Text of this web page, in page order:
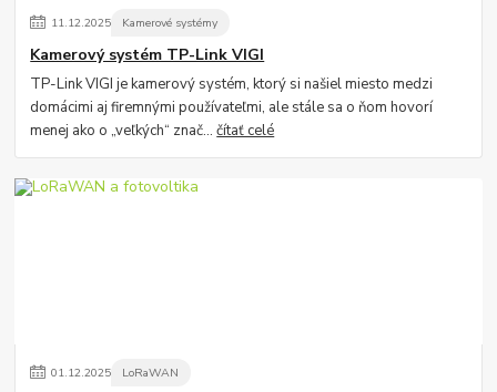
11.12.2025 Kamerové systémy
Kamerový systém TP-Link VIGI
TP-Link VIGI je kamerový systém, ktorý si našiel miesto medzi
domácimi aj firemnými používateľmi, ale stále sa o ňom hovorí
menej ako o „veľkých“ znač...čítať celé
01.12.2025 LoRaWAN